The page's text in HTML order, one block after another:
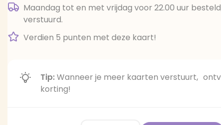
Maandag tot en met vrijdag voor 22.00 uur
verstuurd.
Verdien 5 punten met deze kaart!
Tip:Wanneer je meer kaarten verstuurt,
korting!